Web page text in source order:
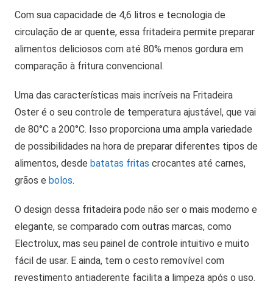
Com sua capacidade de 4,6 litros e tecnologia de
circulação de ar quente, essa fritadeira permite preparar
alimentos deliciosos com até 80% menos gordura em
comparação à fritura convencional.
Uma das características mais incríveis na Fritadeira
Oster é o seu controle de temperatura ajustável, que vai
de 80°C a 200°C. Isso proporciona uma ampla variedade
de possibilidades na hora de preparar diferentes tipos de
alimentos, desde batatas fritas crocantes até carnes,
grãos e bolos.
O design dessa fritadeira pode não ser o mais moderno e
elegante, se comparado com outras marcas, como
Electrolux, mas seu painel de controle intuitivo e muito
fácil de usar. E ainda, tem o cesto removível com
revestimento antiaderente facilita a limpeza após o uso.